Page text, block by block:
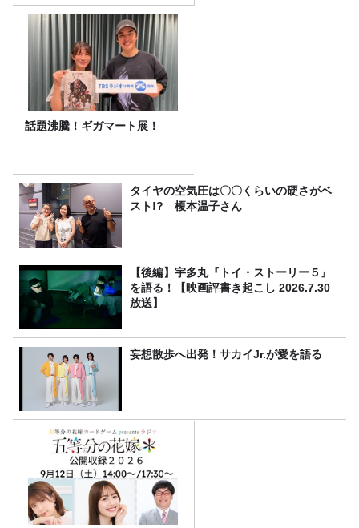
理由
話題沸騰！ギガマート展！
タイヤの空気圧は〇〇くらいの硬さがベ
スト!? 榎本温子さん
【後編】宇多丸『トイ・ストーリー５』
を語る！【映画評書き起こし 2026.7.30
放送】
妄想散歩へ出発！サカイJr.が愛を語る